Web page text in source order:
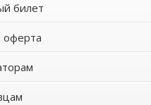
билет
оферта